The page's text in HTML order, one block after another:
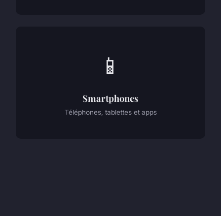
📱
Smartphones
Téléphones, tablettes et apps